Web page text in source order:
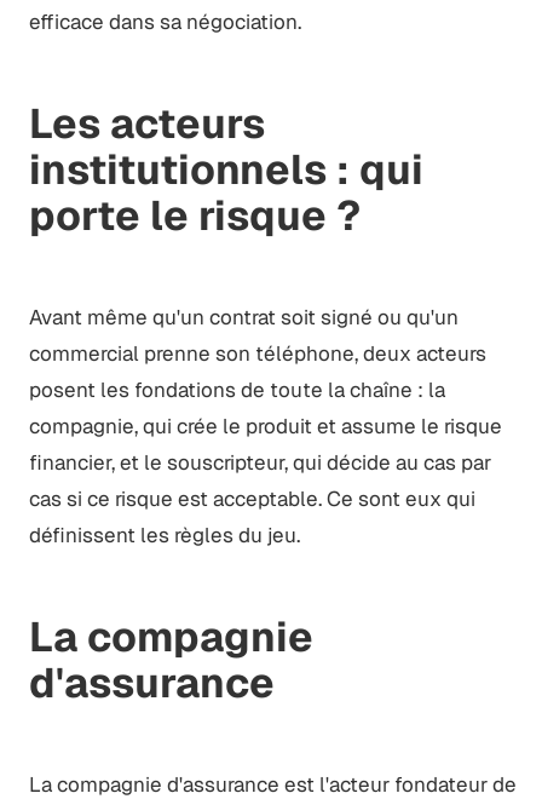
efficace dans sa négociation.
Les acteurs
institutionnels : qui
porte le risque ?
Avant même qu'un contrat soit signé ou qu'un
commercial prenne son téléphone, deux acteurs
posent les fondations de toute la chaîne : la
compagnie, qui crée le produit et assume le risque
financier, et le souscripteur, qui décide au cas par
cas si ce risque est acceptable. Ce sont eux qui
définissent les règles du jeu.
La compagnie
d'assurance
La compagnie d'assurance est l'acteur fondateur de